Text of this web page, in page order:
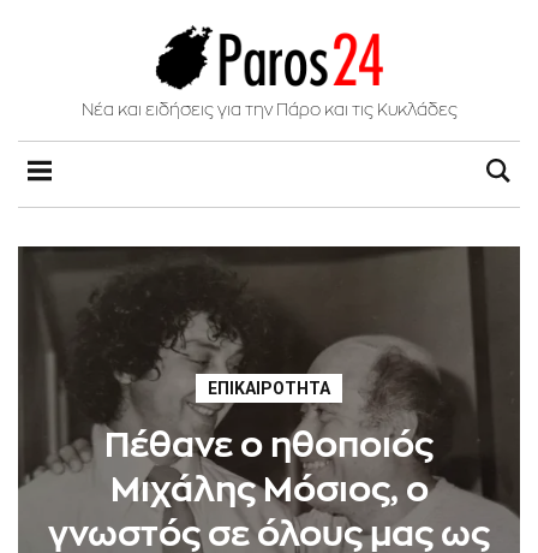
Νέα και ειδήσεις για την Πάρο και τις Κυκλάδες
ΕΠΙΚΑΙΡΌΤΗΤΑ
Πέθανε ο ηθοποιός
Μιχάλης Μόσιος, ο
γνωστός σε όλους μας ως